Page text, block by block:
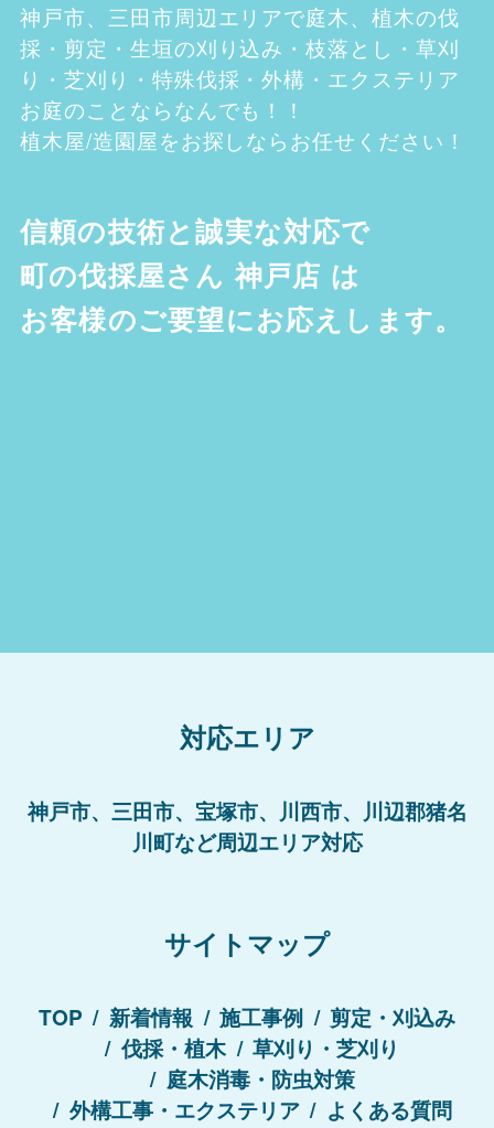
神戸市、三田市周辺エリアで庭木、植木の伐
採・剪定・生垣の刈り込み・枝落とし・草刈
り・芝刈り・特殊伐採・外構・エクステリア
お庭のことならなんでも！！
植木屋/造園屋をお探しならお任せください！
信頼の技術と誠実な対応で
町の伐採屋さん 神戸店 は
お客様のご要望にお応えします。
対応エリア
神戸市、三田市、宝塚市、川西市、川辺郡猪名
川町など周辺エリア対応
サイトマップ
TOP 新着情報 施工事例
剪定・刈込み
伐採・植木
草刈り・芝刈り
庭木消毒・防虫対策
外構工事・エクステリア
よくある質問